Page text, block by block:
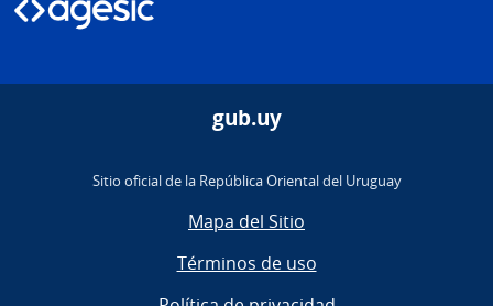
gub.uy
Sitio oficial de la República Oriental del Uruguay
Mapa del Sitio
Términos de uso